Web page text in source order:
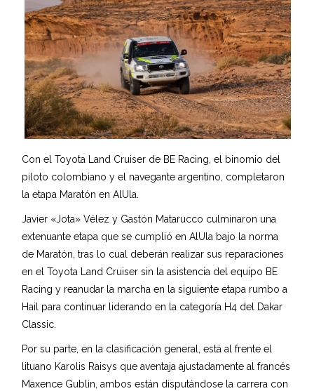
Con el Toyota Land Cruiser de BE Racing, el binomio del
piloto colombiano y el navegante argentino, completaron
la etapa Maratón en AlUla.
Javier «Jota» Vélez y Gastón Matarucco culminaron una
extenuante etapa que se cumplió en AlUla bajo la norma
de Maratón, tras lo cual deberán realizar sus reparaciones
en el Toyota Land Cruiser sin la asistencia del equipo BE
Racing y reanudar la marcha en la siguiente etapa rumbo a
Hail para continuar liderando en la categoría H4 del Dakar
Classic.
Por su parte, en la clasificación general, está al frente el
lituano Karolis Raisys que aventaja ajustadamente al francés
Maxence Gublin, ambos están disputándose la carrera con